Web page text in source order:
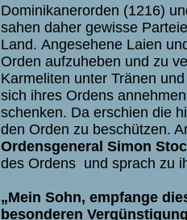
Dominikanerorden (1216)
sahen daher gewisse
Land. Angesehene Laien
Orden aufzuheben und zu
Karmeliten unter Tränen
sich ihres Ordens
schenken. Da erschien die
den Orden zu beschützen.
Ordensgeneral Simon
des Ordens und sprach zu
„Mein Sohn, empfange
besonderen